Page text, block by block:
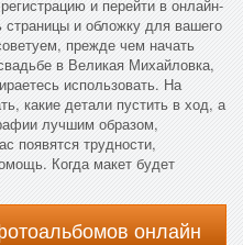
и перейти в онлайн-
и обложку для вашего
прежде чем начать
в Великая Михайловка,
использовать. На
какие детали пустить в ход, а
лучшим образом,
появятся трудности,
Когда макет будет
онлайн